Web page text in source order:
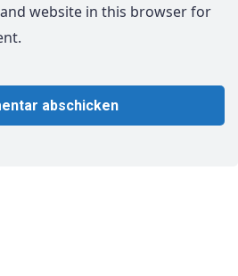
website in this browser for